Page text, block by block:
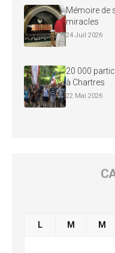
Mémoire de
miracles
24 Juil 2026
20 000
à Chartres
22 Mai 2026
L M M